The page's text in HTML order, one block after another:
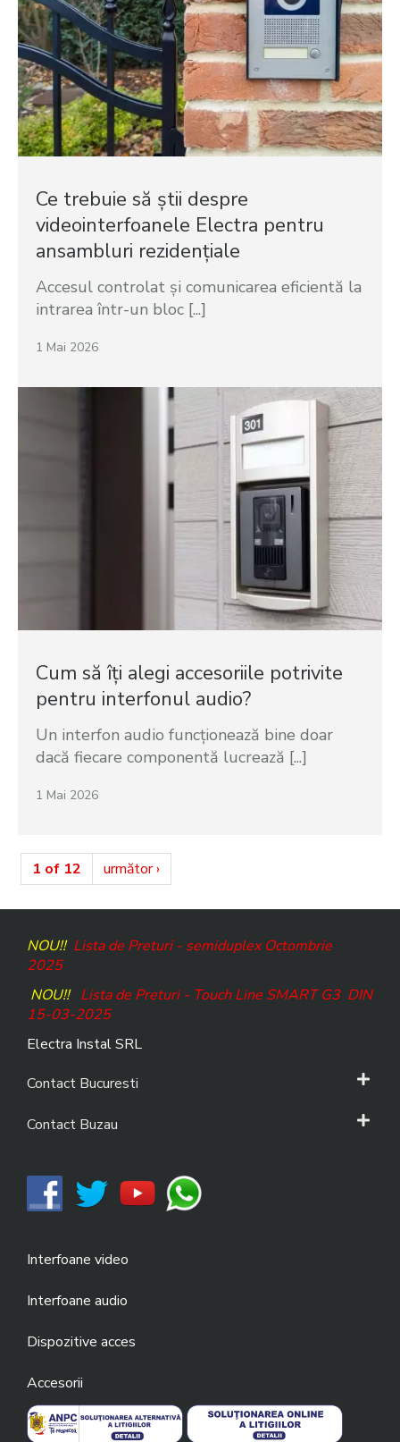
Ce trebuie să știi despre
videointerfoanele Electra pentru
ansambluri rezidențiale
Accesul controlat și comunicarea eficientă la
intrarea într-un bloc [...]
1 Mai 2026
Cum să îți alegi accesoriile potrivite
pentru interfonul audio?
Un interfon audio funcționează bine doar
dacă fiecare componentă lucrează [...]
1 Mai 2026
1 of 12 următor ›
NOU!! Lista de Preturi - semiduplex Octombrie
2025
NOU!! Lista de Preturi - Touch Line SMART G3DIN
15-03-2025
Electra Instal SRL
Contact Bucuresti
Contact Buzau
Interfoane video
Interfoane audio
Dispozitive acces
Accesorii